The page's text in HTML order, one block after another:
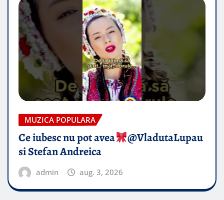
MUZICA POPULARA
Ce iubesc nu pot avea
​@VladutaLupau
si Stefan Andreica
admin aug. 3, 2026